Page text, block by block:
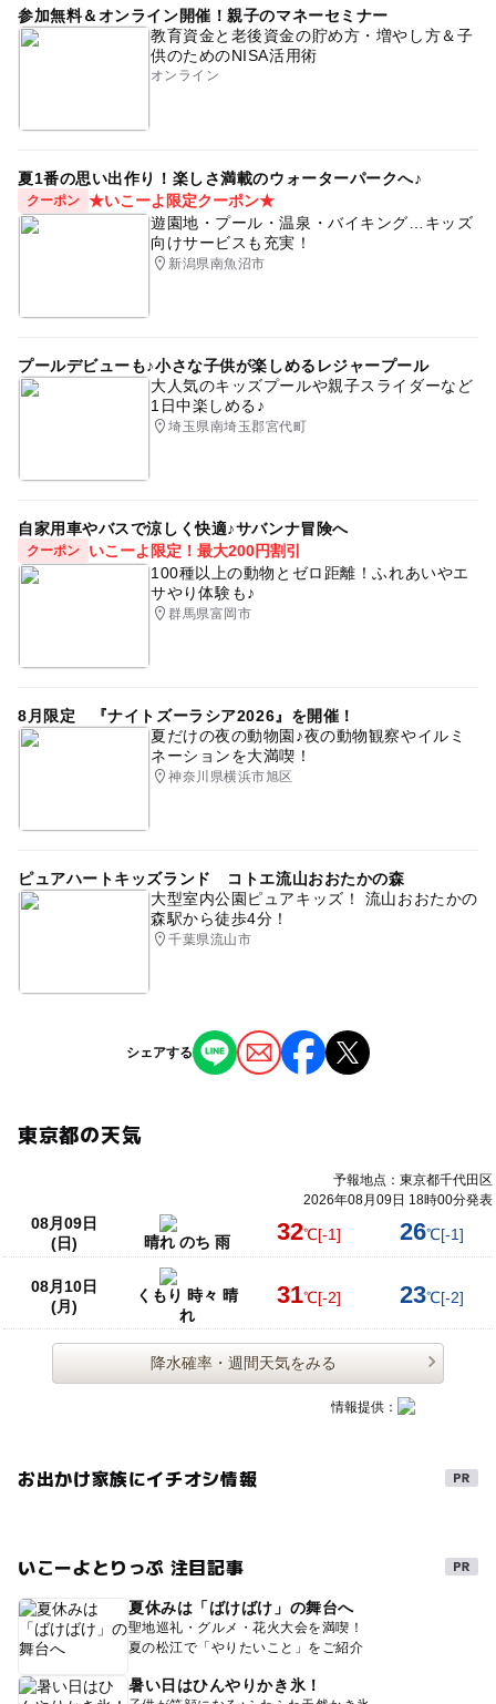
参加無料＆オンライン開催！親子のマネーセミナー
教育資金と老後資金の貯め方・増やし方＆子
供のためのNISA活用術
オンライン
夏1番の思い出作り！楽しさ満載のウォーターパークへ♪
クーポン ★いこーよ限定クーポン★
遊園地・プール・温泉・バイキング…キッズ
向けサービスも充実！
新潟県南魚沼市
プールデビューも♪小さな子供が楽しめるレジャープール
大人気のキッズプールや親子スライダーなど
1日中楽しめる♪
埼玉県南埼玉郡宮代町
自家用車やバスで涼しく快適♪サバンナ冒険へ
クーポン
いこーよ限定！最大200円割引
100種以上の動物とゼロ距離！ふれあいやエ
サやり体験も♪
群馬県富岡市
8月限定 『ナイトズーラシア2026』を開催！
夏だけの夜の動物園♪夜の動物観察やイルミ
ネーションを大満喫！
神奈川県横浜市旭区
ピュアハートキッズランド コトエ流山おおたかの森
大型室内公園ピュアキッズ！ 流山おおたかの
森駅から徒歩4分！
千葉県流山市
シェアする
東京都の天気
予報地点：東京都千代田区
2026年08月09日 18時00分発表
08月09日
(日)
晴れ のち 雨 32℃[-1] 26℃[-1]
08月10日
(月)
くもり 時々 晴
れ
31℃[-2] 23℃[-2]
降水確率・週間天気をみる
情報提供：
お出かけ家族にイチオシ情報
いこーよとりっぷ 注目記事
夏休みは「ばけばけ」の舞台へ
聖地巡礼・グルメ・花火大会を満喫！
夏の松江で「やりたいこと」をご紹介
暑い日はひんやりかき氷！